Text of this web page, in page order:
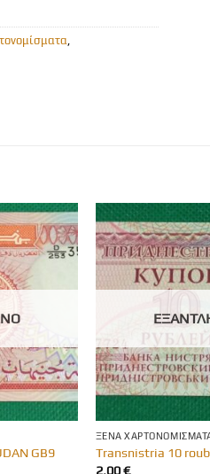
GB9
ΞΈΝΑ
Transnistria 10
2,00€